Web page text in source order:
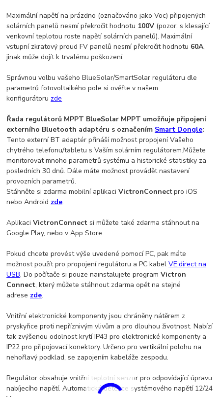
Maximální napětí na prázdno (označováno jako Voc) připojených
solárních panelů nesmí překročit hodnotu 100V (pozor: s klesající
venkovní teplotou roste napětí solárních panelů). Maximální
vstupní zkratový proud FV panelů nesmí překročit hodnotu 60A,
jinak může dojít k trvalému poškození.
Správnou volbu vašeho BlueSolar/SmartSolar regulátoru dle
parametrů fotovoltaikého pole si ověřte v našem
konfigurátoru zde
Řada regulátorů MPPT BlueSolar MPPT umožňuje připojení
externího Bluetooth adaptéru s označením Smart Dongle:
Tento externí BT adaptér přináší možnost propojení Vašeho
chytrého telefonu/tabletu s Vaším solárním regulátorem.Můžete
monitorovat mnoho parametrů systému a historické statistiky za
posledních 30 dnů. Dále máte možnost provádět nastavení
provozních parametrů.
Stáhněte si zdarma mobilní aplikaciVictronConnect pro iOS
nebo Android zde.
AplikaciVictronConnect si můžete také zdarma stáhnout na
Google Play, nebo v App Store.
Pokud chcete provést výše uvedené pomocí PC, pak máte
možnost použít pro propojení regulátoru a PC kabelVE.direct na
USB. Do počítače si pouze nainstalujete programVictron
Connect, který můžete stáhnout zdarma opět na stejné
adrese zde.
Vnitřní elektronické komponenty jsou chráněny nátěrem z
pryskyřice proti nepříznivým vlivům a pro dlouhou životnost. Nabízí
tak zvýšenou odolnost krytí IP43 pro elektronické komponenty a
IP22 pro připojovací konektory. Určeno pro vertikální polohu na
nehořlavý podklad, se zapojením kabeláže zespodu.
Regulátor obsahuje vnitřní teplotní senzor pro odpovídající úpravu
nabíjecího napětí. Automatická detekce systémového napětí 12/24